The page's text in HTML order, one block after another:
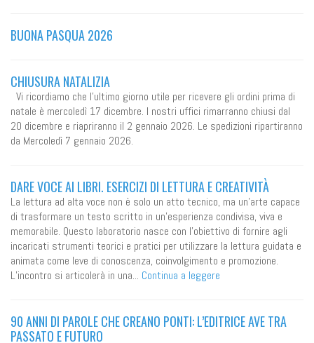
BUONA PASQUA 2026
CHIUSURA NATALIZIA
Vi ricordiamo che l'ultimo giorno utile per ricevere gli ordini prima di
natale è mercoledì 17 dicembre. I nostri uffici rimarranno chiusi dal
20 dicembre e riapriranno il 2 gennaio 2026. Le spedizioni ripartiranno
da Mercoledì 7 gennaio 2026.
DARE VOCE AI LIBRI. ESERCIZI DI LETTURA E CREATIVITÀ
La lettura ad alta voce non è solo un atto tecnico, ma un’arte capace
di trasformare un testo scritto in un’esperienza condivisa, viva e
memorabile. Questo laboratorio nasce con l’obiettivo di fornire agli
incaricati strumenti teorici e pratici per utilizzare la lettura guidata e
animata come leve di conoscenza, coinvolgimento e promozione.
L’incontro si articolerà in una... Continua a leggere
90 ANNI DI PAROLE CHE CREANO PONTI: L’EDITRICE AVE TRA
PASSATO E FUTURO